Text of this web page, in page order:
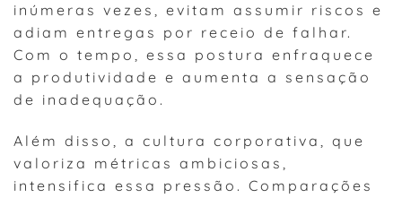
inúmeras vezes, evitam assumir riscos e
adiam entregas por receio de falhar.
Com o tempo, essa postura enfraquece
a produtividade e aumenta a sensação
de inadequação.
Além disso, a cultura corporativa, que
valoriza métricas ambiciosas,
intensifica essa pressão. Comparações